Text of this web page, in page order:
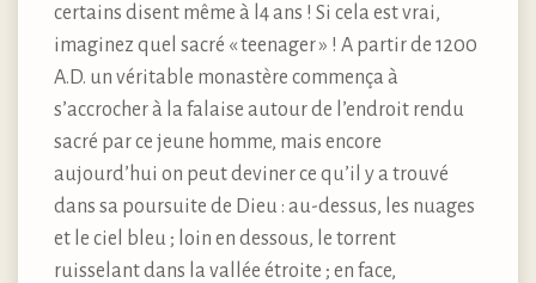
certains disent même à l4 ans ! Si cela est vrai,
imaginez quel sacré « teenager » ! A partir de 1200
A.D. un véritable monastère commença à
s’accrocher à la falaise autour de l’endroit rendu
sacré par ce jeune homme, mais encore
aujourd’hui on peut deviner ce qu’il y a trouvé
dans sa poursuite de Dieu : au-dessus, les nuages
et le ciel bleu ; loin en dessous, le torrent
ruisselant dans la vallée étroite ; en face,